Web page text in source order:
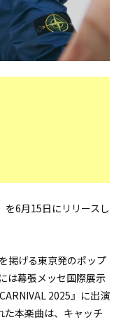
6月15日にリリースし
掲げる東京発のポップ
は幕張メッセ国際展示
2025』に出演
た本楽曲は、キャッチ